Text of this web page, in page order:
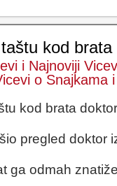
kod brata
i Najnoviji
o Snajkama
kod brata
pregled doktor
ga odmah